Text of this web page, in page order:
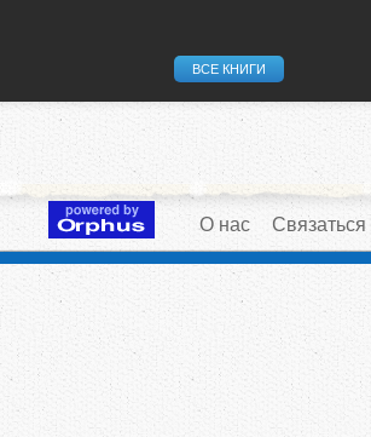
ВСЕ КНИГИ
О нас